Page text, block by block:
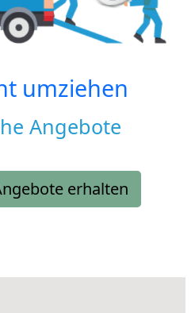
umziehen
Angebote
erhalten